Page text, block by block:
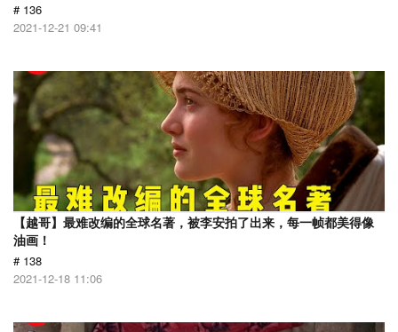
# 136
2021-12-21 09:41
【越哥】最难改编的全球名著，被李安拍了出来，每一帧都美得像
油画！
# 138
2021-12-18 11:06